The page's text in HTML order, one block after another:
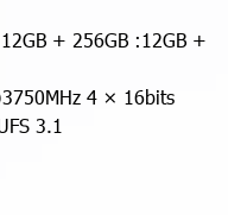
+ 256GB :12GB +
4 × 16bits
3.1